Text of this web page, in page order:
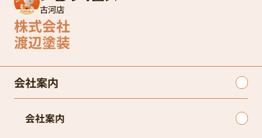
古河店
株式会社
渡辺塗装
会社案内
会社案内